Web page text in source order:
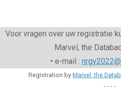
Voor vragen over uw registratie
Marvel, the
• e-mail :
Registration by Marvel, the